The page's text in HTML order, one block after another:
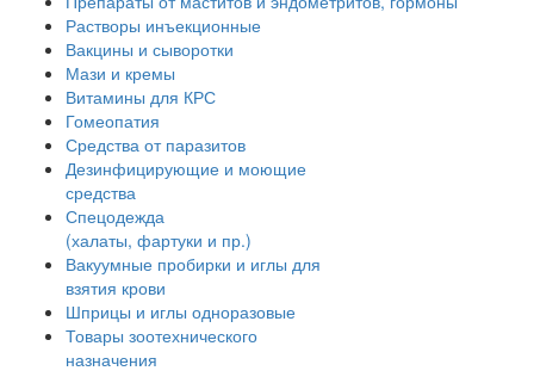
Растворы инъекционные
Вакцины и сыворотки
Мази и кремы
Витамины для КРС
Гомеопатия
Средства от паразитов
Дезинфицирующие и моющие
средства
Спецодежда
(халаты, фартуки и пр.)
Вакуумные пробирки и иглы для
взятия крови
Шприцы и иглы одноразовые
Товары зоотехнического
назначения